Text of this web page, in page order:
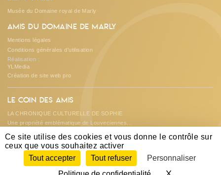
Ce site utilise des cookies et vous donne le contrôle sur
ceux que vous souhaitez activer
Tout accepter
Tout refuser
Personnaliser
Musée du Domaine royal de Marly
Amis du Domaine de Marly
Mentions légales
Conditions générales d'utilisation
Réalisation :
YLMedia
Création de site web pro
Le coin des amis
LA CHRONIQUE CULTURELLE DE SOPHIE
Une propriété emblématique de Louveciennes...
Les créations et suggestions de...
L'ASSOCIATION REND DES COMPTES...
A la découverte du château de DAMPIERRE...